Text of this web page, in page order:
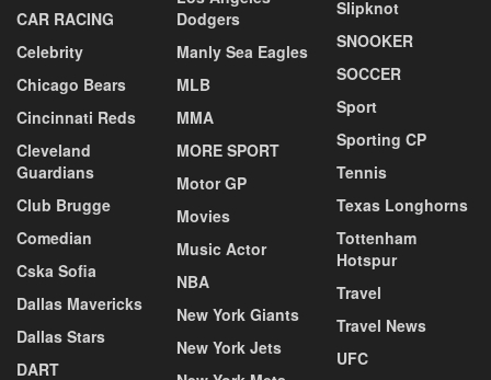
CAR RACING
Celebrity
Chicago Bears
Cincinnati Reds
Cleveland
Guardians
Club Brugge
Comedian
Cska Sofia
Dallas Mavericks
Dallas Stars
DART
Dodgers
Manly Sea Eagles
MLB
MMA
MORE SPORT
Motor GP
Movies
Music Actor
NBA
New York Giants
New York Jets
Slipknot
SNOOKER
SOCCER
Sport
Sporting CP
Tennis
Texas Longhorns
Tottenham
Hotspur
Travel
Travel News
UFC